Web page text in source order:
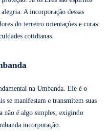
A incorporação dessas
do terreiro orientações e curas
cotidianas.
na Umbanda. Ele é o
se manifestam e transmitem suas
não é algo simples, exigindo
incorporação.